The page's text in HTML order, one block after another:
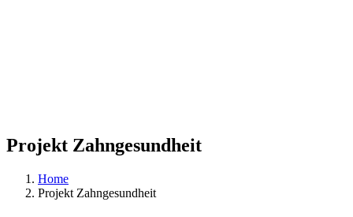
Projekt Zahngesundheit
Home
Projekt Zahngesundheit